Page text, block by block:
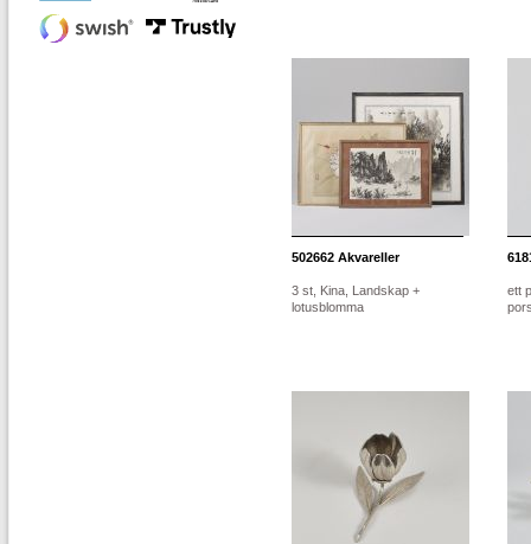
502662 Akvareller
3 st, Kina, Landskap +
lotusblomma
ett